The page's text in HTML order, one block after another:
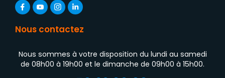
Nous contactez
Nous sommes à votre disposition du lundi au samedi
de 08h00 à 19h00 et le dimanche de 09h00 à 15h00.